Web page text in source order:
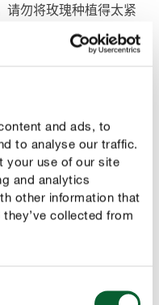
and ads, to
to analyse our traffic.
your use of our site
and analytics
other information that
collected from
请勿将玫瑰种植得太紧
生长情况。
请勿将玫瑰种植得太
的生长情况。
都合适的种植孔。 为了
充玫瑰专用土。 首先
，将其向下压并浇灌新
植孔可以用玫瑰专用土